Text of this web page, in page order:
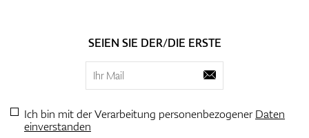
SEIEN SIE DER/DIE ERSTE
Ich bin mit der Verarbeitung personenbezogenerDaten
einverstanden